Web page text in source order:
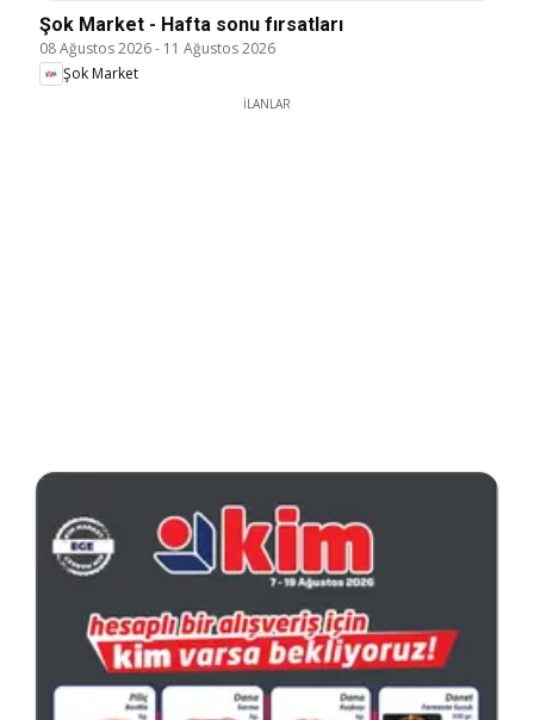
Şok Market - Hafta sonu fırsatları
08 Ağustos 2026- 11 Ağustos 2026
Şok Market
İLANLAR